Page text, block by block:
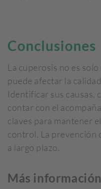
Conclusiones
La cuperosis no es
puede afectar la
Identificar sus causas,
contar con el
claves para mantener
control. La prevención
a largo plazo.
Más